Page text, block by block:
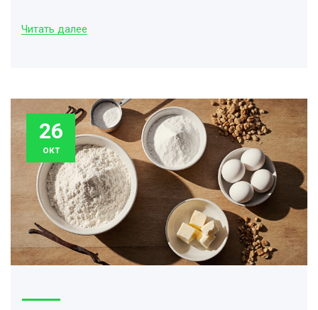
Читать далее
26
окт